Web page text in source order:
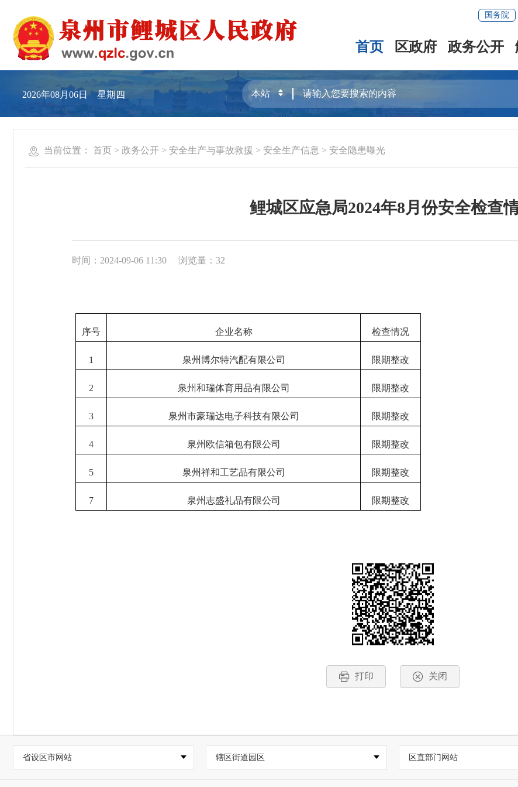
国务院
首页 区政府 政务公开
2026年08月06日 星期四
当前位置： 首页 > 政务公开 > 安全生产与事故救援 > 安全生产信息 > 安全隐患曝光
鲤城区应急局2024年8月份安全检查
时间：2024-09-06 11:30 浏览量： 32
序号 企业名称 检查情况
1 泉州博尔特汽配有限公司 限期整改
2 泉州和瑞体育用品有限公司 限期整改
3 泉州市豪瑞达电子科技有限公司 限期整改
4 泉州欧信箱包有限公司 限期整改
5 泉州祥和工艺品有限公司 限期整改
7 泉州志盛礼品有限公司 限期整改
打印 关闭
省设区市网站 辖区街道园区 区直部门网站